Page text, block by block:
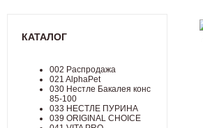
КАТАЛОГ
002 Распродажа
021 AlphaPet
030 Нестле Бакалея конc
85-100
033 НЕСТЛЕ ПУРИНА
039 ORIGINAL CHOICE